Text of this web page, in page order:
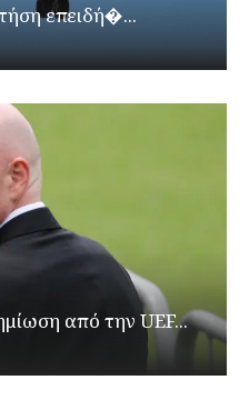
επειδή�...
από την UEF...